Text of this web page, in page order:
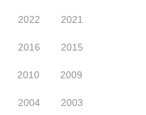
2022 2021
2016 2015
2010 2009
2004 2003